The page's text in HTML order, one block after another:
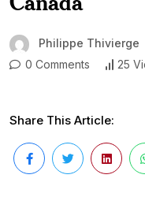
Philippe Thivierge
0 Comments
25
Share This Article: